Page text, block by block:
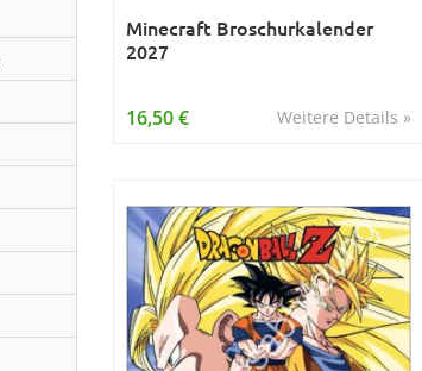
Minecraft Broschurkalender
2027
Weitere Details »
16,50 €